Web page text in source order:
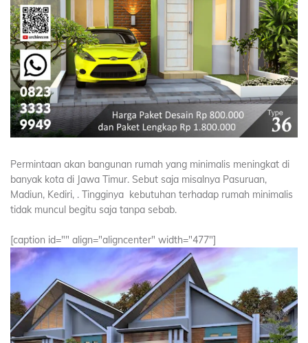
Permintaan akan bangunan rumah yang minimalis meningkat di
banyak kota di Jawa Timur. Sebut saja misalnya Pasuruan,
Madiun, Kediri, . Tingginya kebutuhan terhadap rumah minimalis
tidak muncul begitu saja tanpa sebab.
[caption id="" align="aligncenter" width="477"]